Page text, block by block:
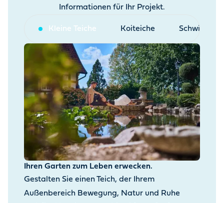
Informationen für Ihr Projekt.
Kleine Teiche Koiteiche
Ihren Garten zum Leben erwecken.
Gestalten Sie einen Teich, der Ihrem
Außenbereich Bewegung, Natur und Ruhe